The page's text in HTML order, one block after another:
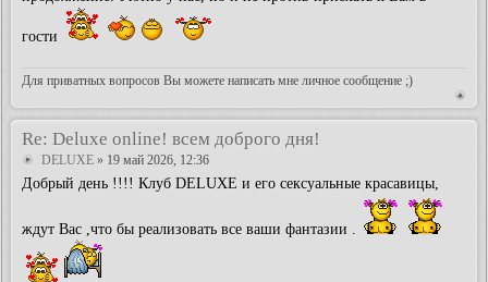
гости
Для приватных вопросов Вы можете написать мне личное сообщение ;)
Re: Deluxe online! всем доброго дня!
DELUXE » 19 май 2026, 12:36
Добрый день !!!! Клуб DELUXE и его сексуальные красавицы,
ждут Вас ,что бы реализовать все ваши фантазии .